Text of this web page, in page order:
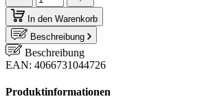
In den Warenkorb
Beschreibung
Beschreibung
EAN: 4066731044726
Produktinformationen